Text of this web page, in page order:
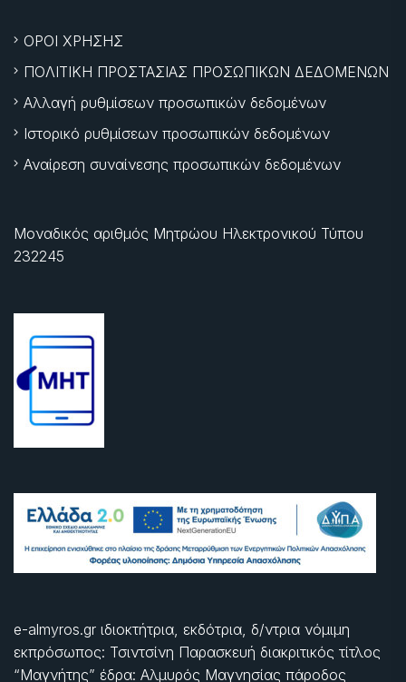
ΟΡΟΙ ΧΡΗΣΗΣ
ΠΟΛΙΤΙΚΗ ΠΡΟΣΤΑΣΙΑΣ ΠΡΟΣΩΠΙΚΩΝ ΔΕΔΟΜΕΝΩΝ
Αλλαγή ρυθμίσεων προσωπικών δεδομένων
Ιστορικό ρυθμίσεων προσωπικών δεδομένων
Αναίρεση συναίνεσης προσωπικών δεδομένων
Μοναδικός αριθμός Μητρώου Ηλεκτρονικού Τύπου
232245
e-almyros.gr ιδιοκτήτρια, εκδότρια, δ/ντρια νόμιμη
εκπρόσωπος: Τσιντσίνη Παρασκευή διακριτικός τίτλος
“Μαγνήτης” έδρα: Αλμυρός Μαγνησίας πάροδος